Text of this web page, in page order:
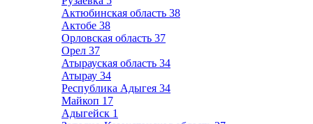
Актюбинская область 38
Актобе 38
Орловская область 37
Орел 37
Атырауская область 34
Атырау 34
Республика Адыгея 34
Майкоп 17
Адыгейск 1